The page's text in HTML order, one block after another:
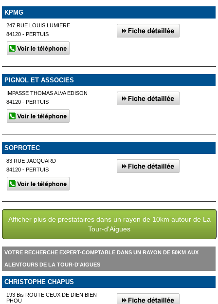
KPMG
247 RUE LOUIS LUMIERE
84120 - PERTUIS
PIGNOL ET ASSOCIES
IMPASSE THOMAS ALVA EDISON
84120 - PERTUIS
SOPROTEC
83 RUE JACQUARD
84120 - PERTUIS
Afficher plus de prestataires dans un rayon de 10km autour de La
Tour-d'Aigues
VOTRE RECHERCHE EXPERT-COMPTABLE DANS UN RAYON DE 50KM AUX
ALENTOURS DE LA TOUR-D'AIGUES
CHRISTOPHE CHAPUS
193 Bis ROUTE CEUX DE DIEN BIEN
PHOU